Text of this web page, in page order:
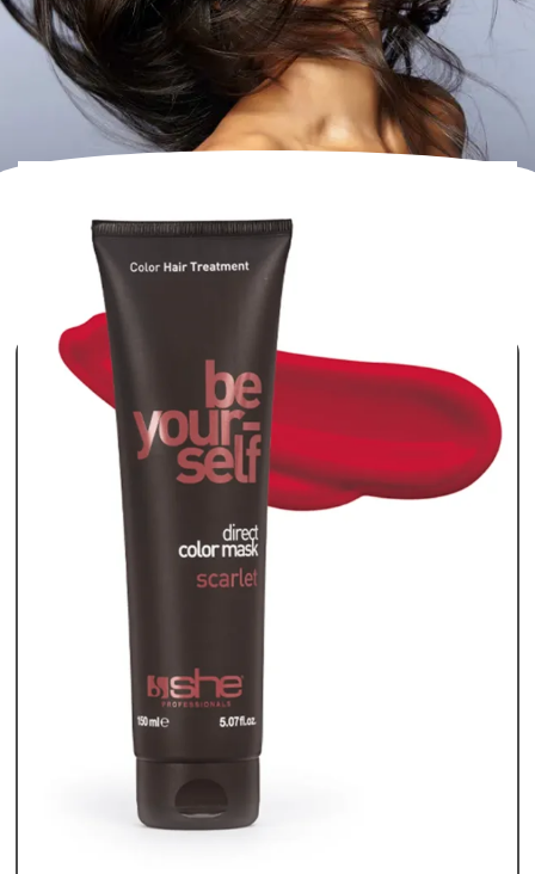
ΕΜΦΆΝΙΣΗ ΤΟΥ ΜΟΝΑΔΙΚΟΎ ΑΠΟΤΕΛΈΣΜΑΤΟΣ
Προκαθορισμένη ταξινόμηση
Βαφές-Toppik
Ημιμόνιμη Βαφή-Colour Mask 150ml (12 Colors)